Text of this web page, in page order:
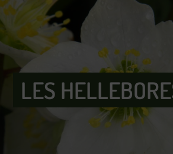
LES